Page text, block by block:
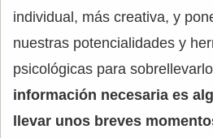
individual, más creativa, y
nuestras potencialidades y
psicológicas para
información necesaria es
llevar unos breves